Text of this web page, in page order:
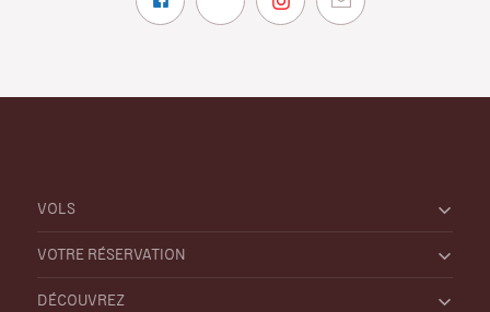
VOLS
VOTRE RÉSERVATION
DÉCOUVREZ